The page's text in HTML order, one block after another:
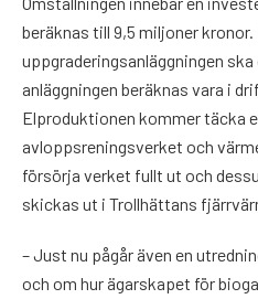
beräknas till 9,5 miljoner kronor.
uppgraderingsanläggningen
anläggningen beräknas vara i
Elproduktionen kommer täcka
avloppsreningsverket och
försörja verket fullt ut och
skickas ut i Trollhättans
– Just nu pågår även en
och om hur ägarskapet för